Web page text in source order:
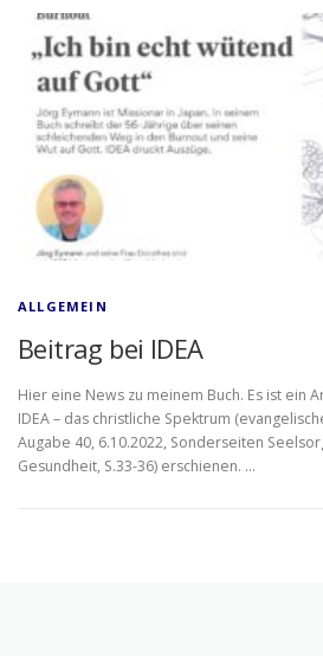
ALLGEMEIN
Beitrag bei IDEA
Hier eine News zu meinem Buch. Es ist ein
IDEA – das christliche Spektrum
Augabe 40, 6.10.2022, Sonderseiten
Gesundheit, S.33-36) erschienen. …